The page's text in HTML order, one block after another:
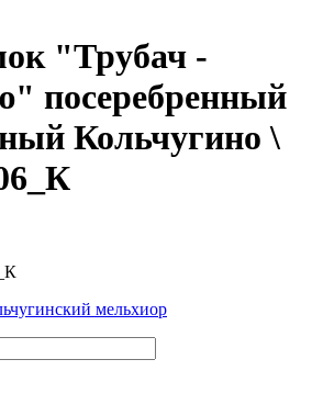
"Трубач -
посеребренный
Кольчугино \
мельхиор